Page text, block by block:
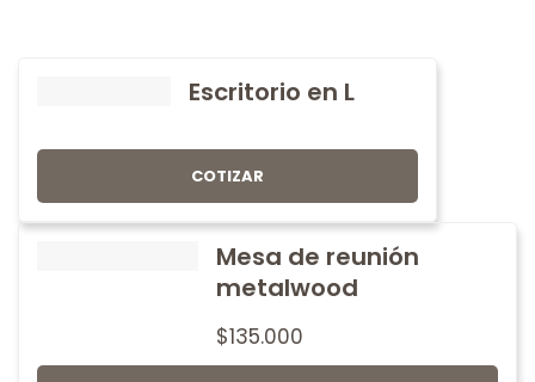
Escritorio en L
COTIZAR
Mesa de reunión
metalwood
$135.000